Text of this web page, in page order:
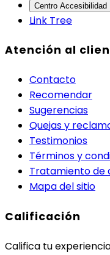
Centro Accesibilidad
Link Tree
Atención al
Contacto
Recomendar
Sugerencias
Quejas y
Testimonios
Términos y
Tratamiento de
Mapa del sitio
Calificación
Califica tu